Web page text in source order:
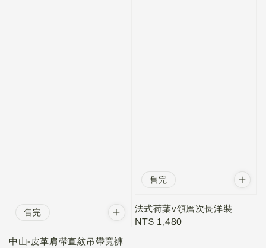
售完
中山-皮革肩帶直紋吊帶寬褲
售完
法式荷葉v領層次長洋裝
Regular
NT$ 1,480